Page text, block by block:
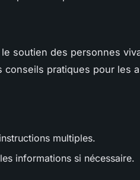
soutien des personnes
conseils pratiques pour les
multiples.
informations si nécessaire.